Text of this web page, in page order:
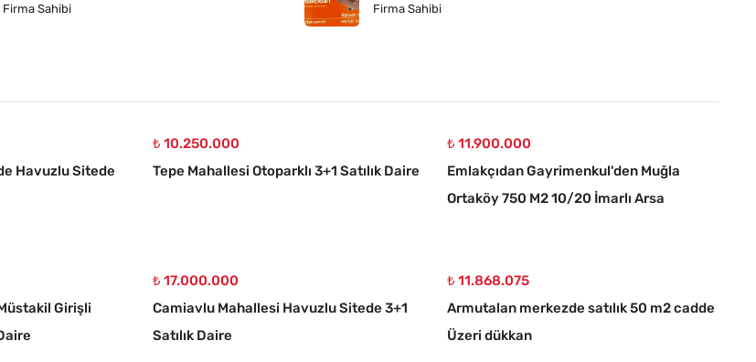
Firma Sahibi Firma Sahibi
Havuzlu Sitede
₺ 10.250.000
Tepe Mahallesi Otoparklı 3+1 Satılık Daire
₺ 11.900.000
Emlakçıdan Gayrimenkul'den Muğla
Ortaköy 750 M2 10/20 İmarlı Arsa
Girişli
₺ 17.000.000
Camiavlu Mahallesi Havuzlu Sitede 3+1
Satılık Daire
₺ 11.868.075
Armutalan merkezde satılık 50 m2 cadde
Üzeri dükkan